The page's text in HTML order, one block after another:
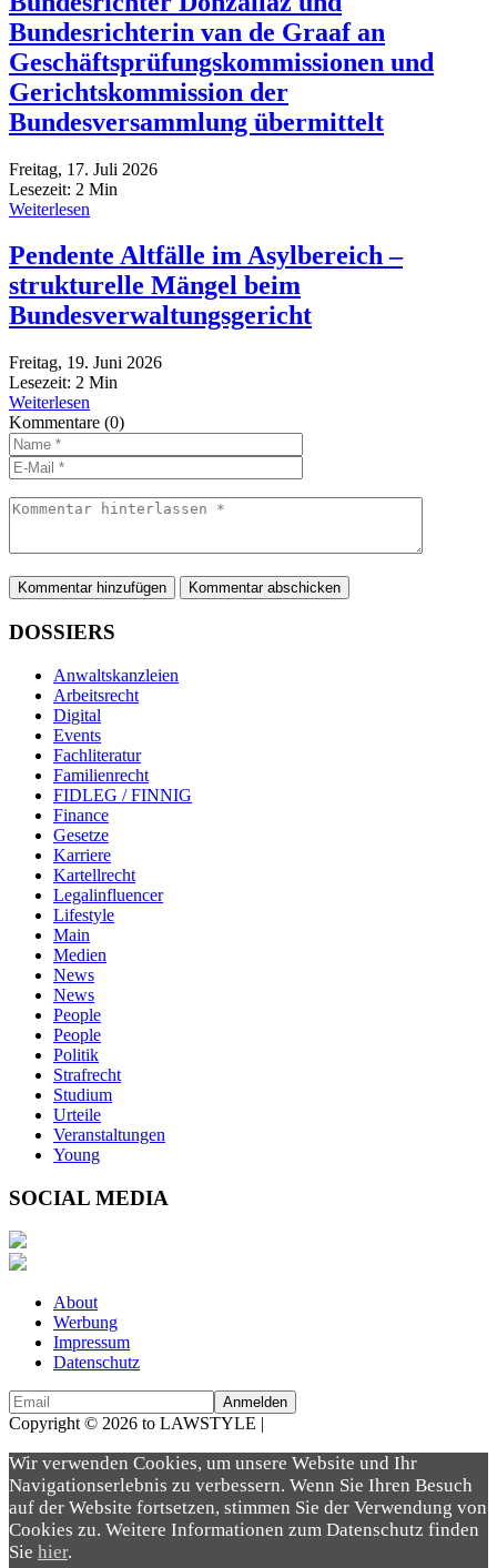
Bundesrichterin van de Graaf an
Geschäftsprüfungskommissionen und
Gerichtskommission der
Bundesversammlung übermittelt
Freitag, 17. Juli 2026
Lesezeit: 2 Min
Weiterlesen
Pendente Altfälle im Asylbereich –
strukturelle Mängel beim
Bundesverwaltungsgericht
Freitag, 19. Juni 2026
Lesezeit: 2 Min
Weiterlesen
Kommentare (0)
Kommentar hinzufügen
DOSSIERS
Anwaltskanzleien
Arbeitsrecht
Digital
Events
Fachliteratur
Familienrecht
FIDLEG / FINNIG
Finance
Gesetze
Karriere
Kartellrecht
Legalinfluencer
Lifestyle
Main
Medien
News
News
People
People
Politik
Strafrecht
Studium
Urteile
Veranstaltungen
Young
SOCIAL MEDIA
About
Werbung
Impressum
Datenschutz
Copyright © 2026 to LAWSTYLE |
Wir verwenden Cookies, um unsere Website und Ihr
Navigationserlebnis zu verbessern. Wenn Sie Ihren Besuch
auf der Website fortsetzen, stimmen Sie der Verwendung von
Cookies zu. Weitere Informationen zum Datenschutz finden
Sie hier.